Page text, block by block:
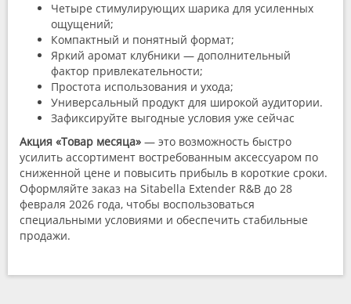
Четыре стимулирующих шарика для усиленных
ощущений;
Компактный и понятный формат;
Яркий аромат клубники — дополнительный
фактор привлекательности;
Простота использования и ухода;
Универсальный продукт для широкой аудитории.
Зафиксируйте выгодные условия уже сейчас
Акция «Товар месяца» — это возможность быстро
усилить ассортимент востребованным аксессуаром по
сниженной цене и повысить прибыль в короткие сроки.
Оформляйте заказ на Sitabella Extender R&B до 28
февраля 2026 года, чтобы воспользоваться
специальными условиями и обеспечить стабильные
продажи.